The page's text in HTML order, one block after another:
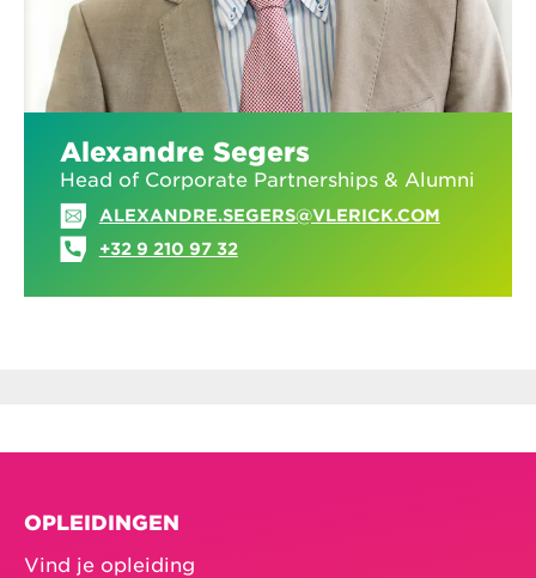
Alexandre Segers
Head of Corporate Partnerships & Alumni
ALEXANDRE.SEGERS@VLERICK.COM
+32 9 210 97 32
OPLEIDINGEN
Vind je opleiding